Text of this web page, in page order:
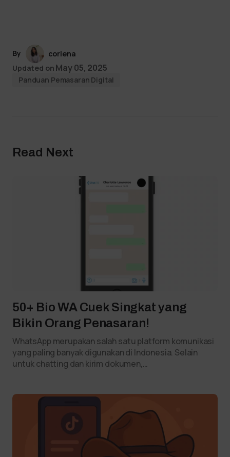
By
coriena
Updated on May 05, 2025
Panduan Pemasaran Digital
Read Next
50+ Bio WA Cuek Singkat yang
Bikin Orang Penasaran!
WhatsApp merupakan salah satu platform komunikasi
yang paling banyak digunakan di Indonesia. Selain
untuk chatting dan kirim dokumen,…